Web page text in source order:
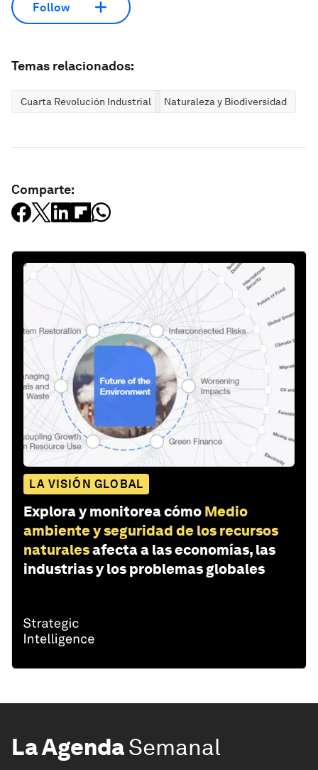
Follow
Temas relacionados:
Cuarta Revolución Industrial Naturaleza y Biodiversidad
Comparte:
LA VISIÓN GLOBAL
Explora y monitorea cómo Medio
ambiente y seguridad de los recursos
naturalesafecta a las economías, las
industrias y los problemas globales
La AgendaSemanal